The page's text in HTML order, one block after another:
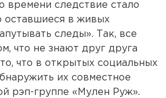
времени следствие стало
оставшиеся в живых
следы». Так, все
что не знают друг друга
что в открытых социальных
их совместное
рэп-группе «Мулен Руж».